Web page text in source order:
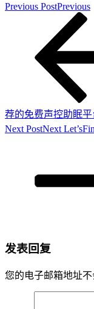
Previous PostPrevious
荐的免费声控助眠平
Next PostNext
发表回复
您的电子邮箱地址不